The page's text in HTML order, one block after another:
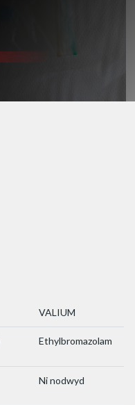
VALIUM
Ethylbromazolam
Ni nodwyd